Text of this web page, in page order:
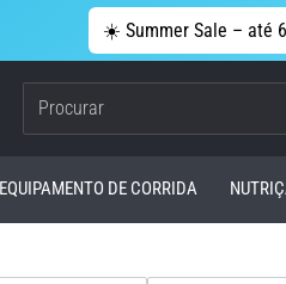
☀️ Summer Sale – até
EQUIPAMENTO DE CORRIDA